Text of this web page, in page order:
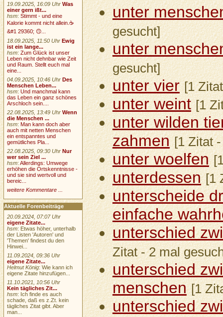
unter
gesucht]
unter
gesucht]
unter vier [1
unter weint [1
unter wilden
zahmen [1 Zitat
unter woelfen
unterdessen [1
unterscheide
einfache
unterschied
Zitat - 2 mal
unterschied
menschen [1
unterschied
19.09.2025, 16:09 Uhr Was
einer gern ißt...
hsm:Stimmt - und eine
Kalorie kommt nicht allein.☕
&#1 29360; 🙃...
18.09.2025, 11:50 Uhr Ewig
ist ein lange...
hsm:Zum Glück ist unser
Leben nicht dehnbar wie Zeit
und Raum. Stellt euch mal
eine...
04.09.2025, 10:46 Uhr Des
Menschen Leben...
hsm:Und manchmal kann
das Leben ein ganz schönes
Arschloch sein....
22.08.2025, 13:49 Uhr Wenn
die Menschen ...
hsm:Man kann doch aber
auch mit netten Menschen
ein entspanntes und
gemütliches Pla...
22.08.2025, 09:30 Uhr Nur
wer sein Ziel ...
hsm:Allerdings: Umwege
erhöhen die Ortskenntnisse -
und sie sind wertvoll und
bereic...
weitere Kommentare ...
Aktuelle Forenbeiträge
20.09.2024, 07:07 Uhr
eigene Zitate...
hsm: Etwas höher, unterhalb
der Listen 'Autoren' und
'Themen' findest du den
Hinwei...
11.09.2024, 09:36 Uhr
eigene Zitate...
Helmut König: Wie kann ich
eigene Zitate hinzufügen...
11.10.2021, 10:56 Uhr
Kein tägliches Zit...
hsm: Ich finde es auch
schade, daß es z.Zt. kein
tägliches Zitat gibt. Aber
man...